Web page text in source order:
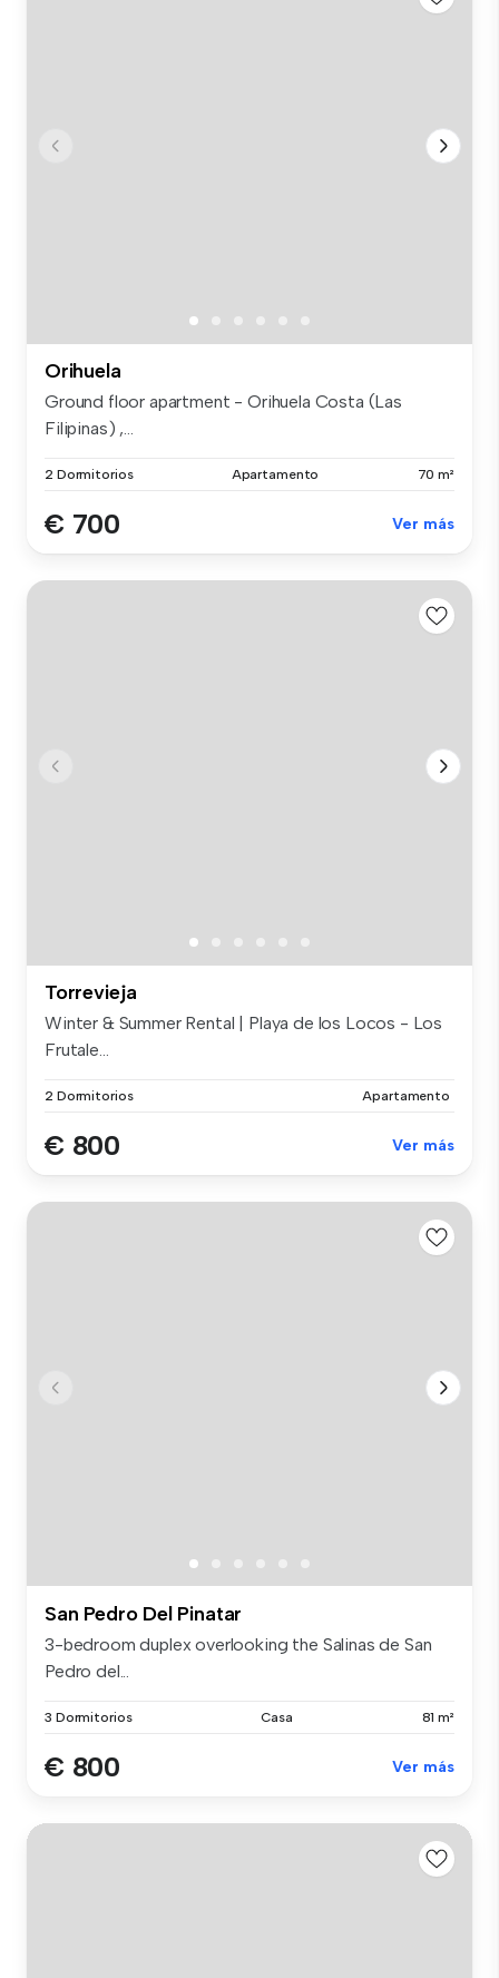
Orihuela
Ground floor apartment - Orihuela Costa (Las
Filipinas) ,...
2 Dormitorios Apartamento 70 m²
€ 700 Ver más
Torrevieja
Winter & Summer Rental | Playa de los Locos - Los
Frutale...
2 Dormitorios Apartamento
€ 800 Ver más
San Pedro Del Pinatar
3-bedroom duplex overlooking the Salinas de San
Pedro del...
3 Dormitorios Casa 81 m²
€ 800 Ver más